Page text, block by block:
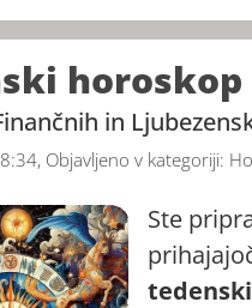
horoskop
in
Objavljeno v kategoriji:
Ste